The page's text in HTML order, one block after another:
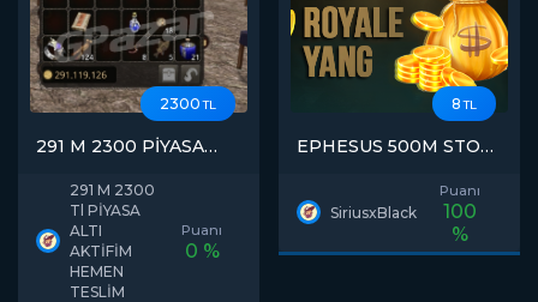
2300 TL
291 M 2300 PİYASA
291 M 2300
Tl PİYASA
ALTI
AKTİFİM
HEMEN
TESLİM
Puanı
0 %
8 TL
EPHESUS 500M STOK
SiriusxBlack
Puanı
100
%